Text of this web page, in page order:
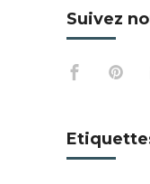
Suivez